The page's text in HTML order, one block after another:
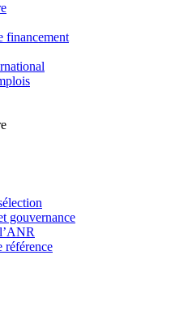
financement
gouvernance
référence